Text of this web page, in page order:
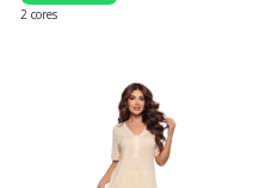
2 cores